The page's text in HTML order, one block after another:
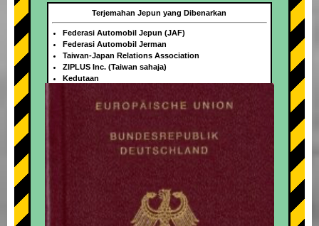
+
Terjemahan Jepun yang Dibenarkan
Federasi Automobil Jepun (JAF)
Federasi Automobil Jerman
Taiwan-Japan Relations Association
ZIPLUS Inc. (Taiwan sahaja)
Kedutaan